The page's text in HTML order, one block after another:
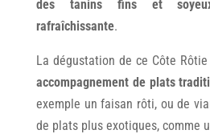
des tanins fins et
rafraîchissante.
La dégustation de ce Côte
accompagnement de plats
exemple un faisan rôti, ou de
de plats plus exotiques, comme